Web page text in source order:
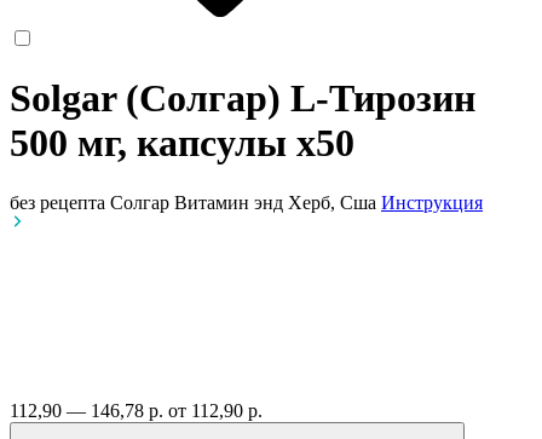
Solgar (Солгар) L-Тирозин
500 мг, капсулы x50
без рецепта Солгар Витамин энд Херб, Сша Инструкция
112,90 — 146,78 р. от 112,90 р.